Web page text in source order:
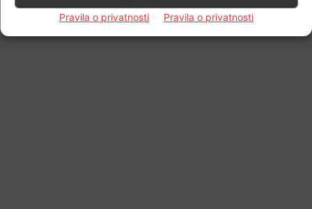
Pravila o privatnosti Pravila o privatnosti